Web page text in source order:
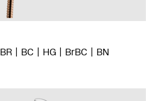
BR BC HG BrBC BN